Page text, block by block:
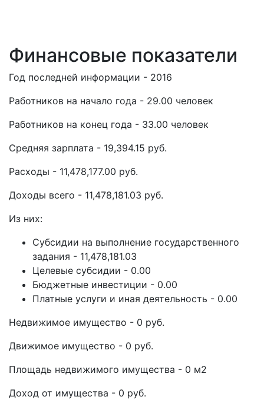
Финансовые показатели
Год последней информации - 2016
Работников на начало года - 29.00 человек
Работников на конец года - 33.00 человек
Средняя зарплата - 19,394.15 руб.
Расходы - 11,478,177.00 руб.
Доходы всего - 11,478,181.03 руб.
Из них:
Субсидии на выполнение государственного
задания - 11,478,181.03
Целевые субсидии - 0.00
Бюджетные инвестиции - 0.00
Платные услуги и иная деятельность - 0.00
Недвижимое имущество - 0 руб.
Движимое имущество - 0 руб.
Площадь недвижимого имущества - 0 м2
Доход от имущества - 0 руб.